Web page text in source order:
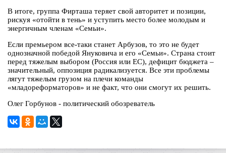
В итоге, группа Фирташа теряет свой авторитет и позиции,
рискуя «отойти в тень» и уступить место более молодым и
энергичным членам «Семьи».
Если премьером все-таки станет Арбузов, то это не будет
однозначной победой Януковича и его «Семьи». Страна стоит
перед тяжелым выбором (Россия или ЕС), дефицит бюджета –
значительный, оппозиция радикализуется. Все эти проблемы
лягут тяжелым грузом на плечи команды
«младореформаторов» и не факт, что они смогут их решить.
Олег Горбунов - политический обозреватель